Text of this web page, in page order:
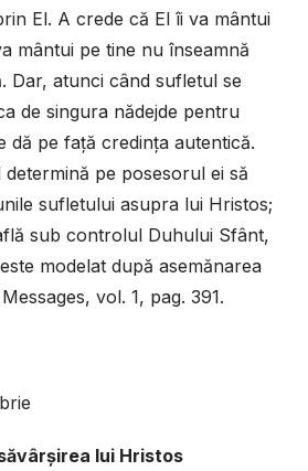
El. A crede că El îi va mântui
mântui pe tine nu înseamnă
Dar, atunci când sufletul se
de singura nădejde pentru
dă pe față credința autentică.
pe posesorul ei să
sufletului asupra lui Hristos;
sub controlul Duhului Sfânt,
modelat după asemănarea
vol. 1, pag. 391.
lui Hristos